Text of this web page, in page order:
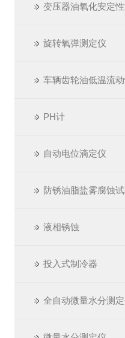
变压器油氧化安定
旋转氧弹测定仪
车辆齿轮油低温流
PH计
自动电位滴定仪
防锈油脂盐雾腐蚀
液相锈蚀
投入式制冷器
全自动微量水分测